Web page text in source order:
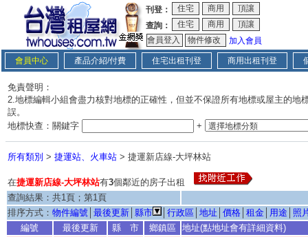
刊登：
查詢：
加入會員
會員中心 產品介紹/付費 住宅出租刊登 商用出租刊登
免責聲明：
2.地標編輯小組會盡力核對地標的正確性，但並不保證所有地標或屋主的地
誤。
地標快查：關鍵字
+
所有類別 > 捷運站、火車站 > 捷運新店線-大坪林站
在捷運新店線-大坪林站有3個鄰近的房子出租
查詢結果：共1頁；第1頁
排序方式： 物件編號 最後更新 縣市 行政區 地址 價格 租金 用途
照
編號
最後更新 縣 市 鄉鎮區 地址(點地址會有詳細資料)